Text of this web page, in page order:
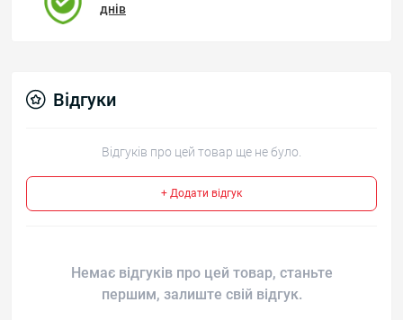
днів
Відгуки
Відгуків про цей товар ще не було.
+ Додати відгук
Немає відгуків про цей товар, станьте
першим, залиште свій відгук.